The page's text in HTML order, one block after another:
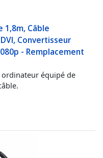
1,8m, Câble
Convertisseur
- Remplacement
ordinateur équipé de